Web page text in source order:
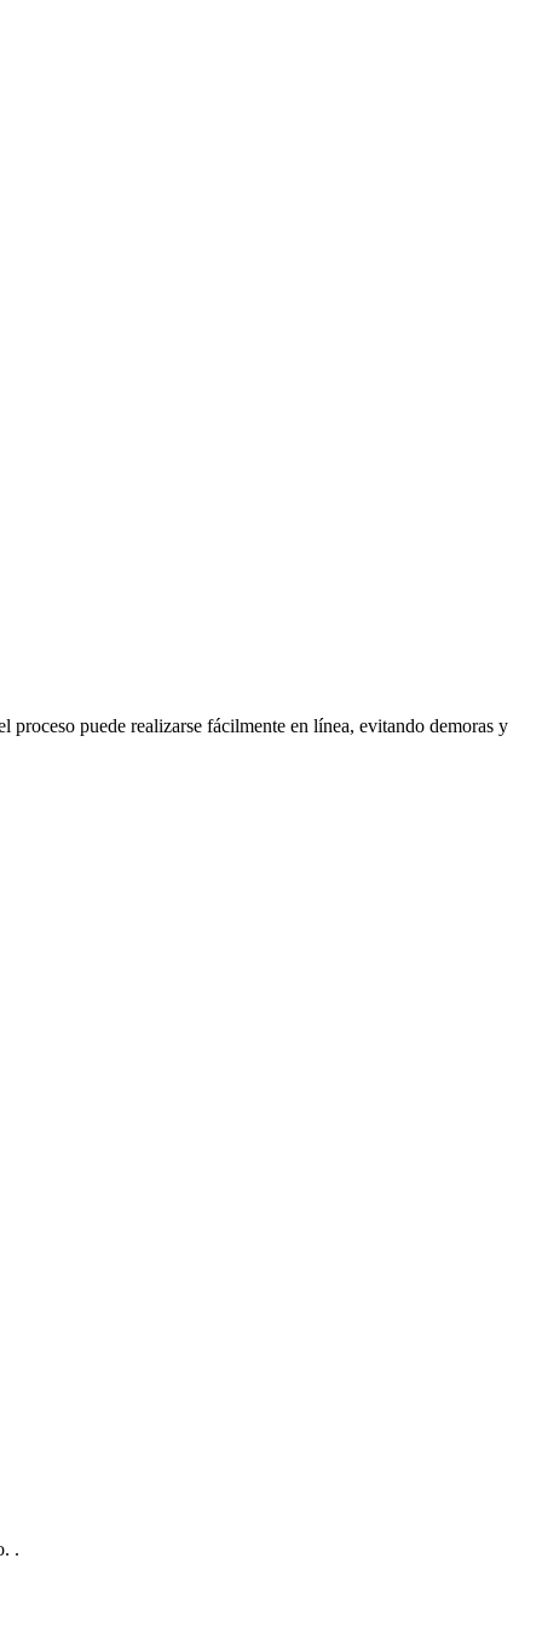
puede realizarse fácilmente en línea, evitando demoras y
.